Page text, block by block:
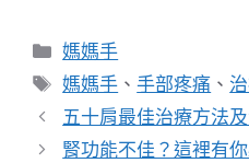
分
類
媽媽手
標
籤
媽媽手 、手部疼痛 、
五十肩最佳治療方法
腎功能不佳？這裡有